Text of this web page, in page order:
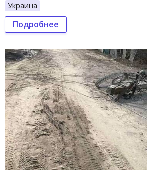
Украина
Подробнее